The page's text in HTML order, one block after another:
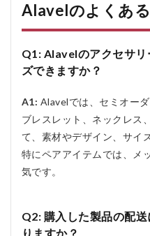
Alavelのよくあ
Q1: Alavelのアクセサリ
ズできますか？
A1: Alavelでは、セミオー
ブレスレット、ネックレス
て、素材やデザイン、サイ
特にペアアイテムでは、メ
気です。
Q2: 購入した製品の配
りますか？